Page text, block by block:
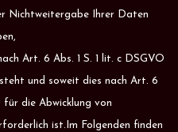
Nichtweitergabe Ihrer Daten
Art. 6 Abs. 1 S. 1 lit. c DSGVO
und soweit dies nach Art. 6
für die Abwicklung von
ist.Im Folgenden finden